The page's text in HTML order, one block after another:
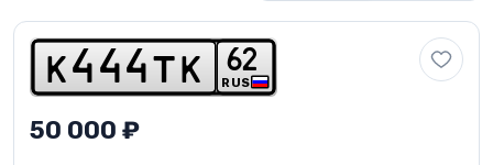
k 4 4 4 t k RUS
62
50 000 ₽